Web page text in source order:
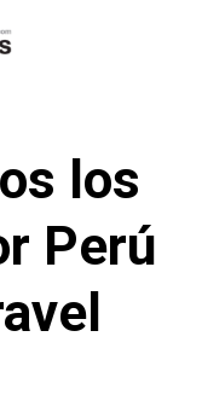
los
Perú